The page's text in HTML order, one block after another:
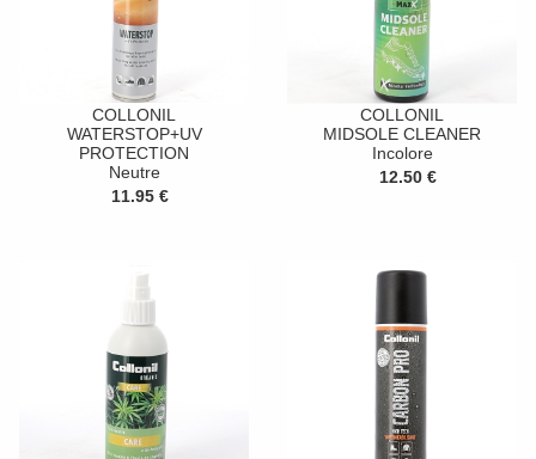
COLLONIL
WATERSTOP+UV
PROTECTION
Neutre
11.95 €
COLLONIL
MIDSOLE CLEANER
Incolore
12.50 €